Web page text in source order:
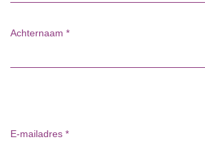
Achternaam *
E-mailadres *